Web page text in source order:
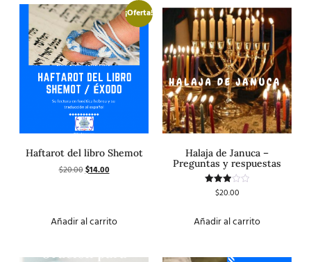
¡Oferta!
Haftarot del libro Shemot
$20.00$14.00
Añadir al carrito
Halaja de Januca –
Preguntas y respuestas
Valorado
$20.00
Añadir al carrito